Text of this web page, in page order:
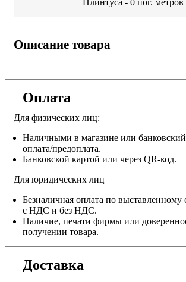
Описание товара
Оплата
Для физических лиц:
Наличными в магазине или
оплата/предоплата.
Банковской картой или через QR-код.
Для юридических лиц
Безналичная оплата по выставленному
с НДС и без НДС.
Наличие, печати фирмы или
получении товара.
Доставка